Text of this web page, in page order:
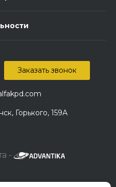
Горького, 159А
Заказать звонок
-